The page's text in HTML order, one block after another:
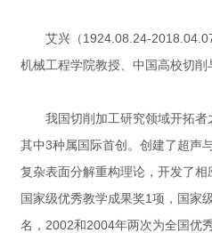
艾兴（1924.08.24-2018.04.07
机械工程学院教授、中国高校切削
我国切削加工研究领域开拓者之
其中3种属国际首创。创建了超声
复杂表面分解重构理论，开发了
国家级优秀教学成果奖1项，国家
名，2002和2004年两次为全国优